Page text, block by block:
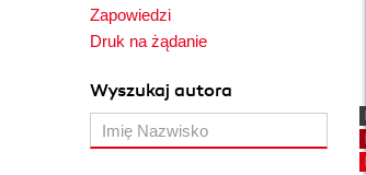
Zapowiedzi
Druk na żądanie
Wyszukaj autora